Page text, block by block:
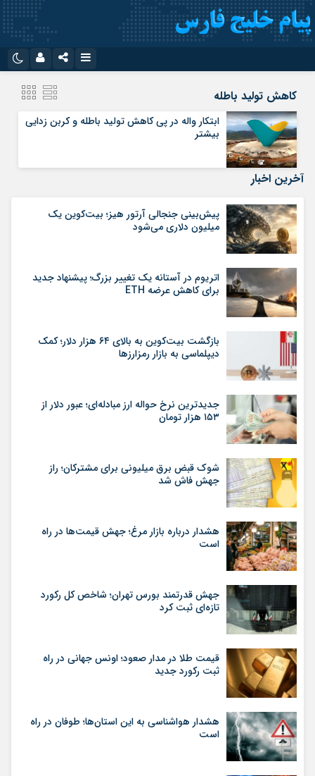
سروش
آپارات
رمز عبور
کاهش تولید باطله
ابتکار واله در پی کاهش تولید باطله و کربن زدایی
بیشتر
آخرین اخبار
پیش‌بینی جنجالی آرتور هیز؛ بیت‌کوین یک
میلیون دلاری می‌شود
اتریوم در آستانه یک تغییر بزرگ؛ پیشنهاد جدید
برای کاهش عرضه ETH
بازگشت بیت‌کوین به بالای ۶۴ هزار دلار؛ کمک
دیپلماسی به بازار رمزارزها
جدیدترین نرخ حواله ارز مبادله‌ای؛ عبور دلار از
۱۵۳ هزار تومان
شوک قبض برق میلیونی برای مشترکان؛ راز
جهش فاش شد
هشدار درباره بازار مرغ؛ جهش قیمت‌ها در راه
است
جهش قدرتمند بورس تهران؛ شاخص کل رکورد
تازه‌ای ثبت کرد
قیمت طلا در مدار صعود؛ اونس جهانی در راه
ثبت رکورد جدید
هشدار هواشناسی به این استان‌ها؛ طوفان در راه
است